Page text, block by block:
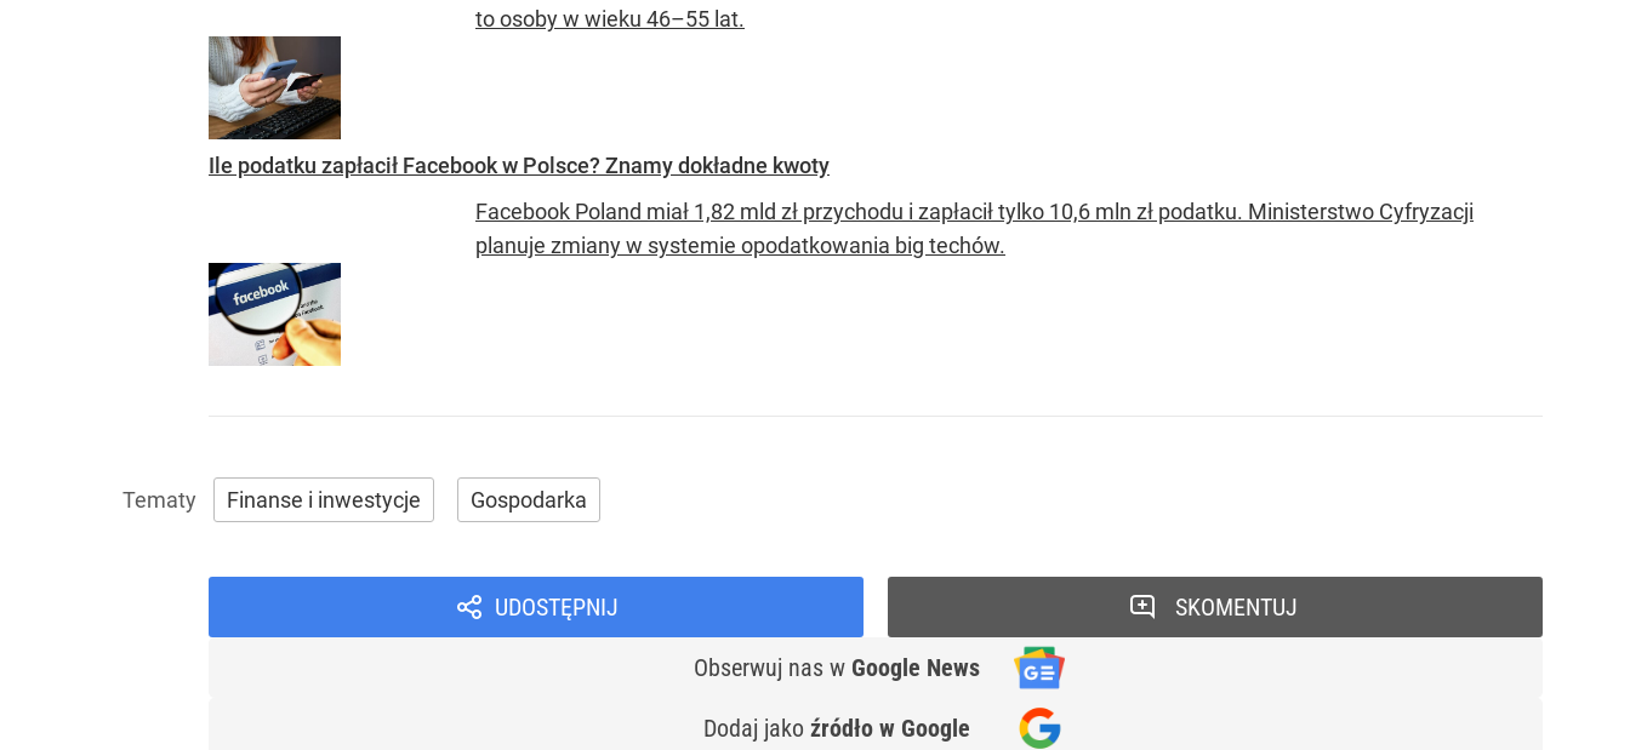
to osoby w wieku 46–55 lat.
Ile podatku zapłacił Facebook w Polsce? Znamy dokładne kwoty
Facebook Poland miał 1,82 mld zł przychodu i zapłacił tylko 10,6 mln zł podatku. Ministerstwo Cyfryzacji
planuje zmiany w systemie opodatkowania big techów.
Finanse i inwestycje Gospodarka
UDOSTĘPNIJ
Obserwuj nas w Google News
Dodaj jako źródło w Google
SKOMENTUJ